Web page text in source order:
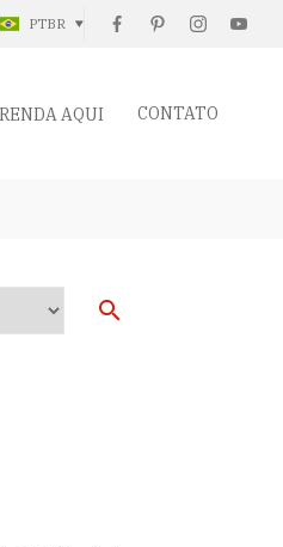
PTBR
AQUI CONTATO